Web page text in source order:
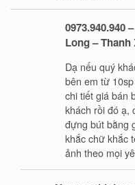
0973.940.940
Long –
Dạ nếu quý
bên em từ
chi tiết giá bán
khách rồi đó ạ,
đựng bút bằng
khắc chữ khắc
ảnh theo mọi